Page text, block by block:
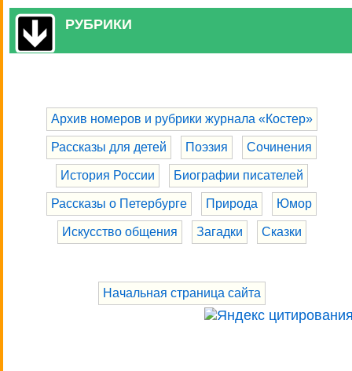
РУБРИКИ
Архив номеров и рубрики журнала «Костер»
Рассказы для детей Поэзия Сочинения
История России Биографии писателей
Рассказы о Петербурге Природа Юмор
Искусство общения Загадки Сказки
Начальная страница сайта